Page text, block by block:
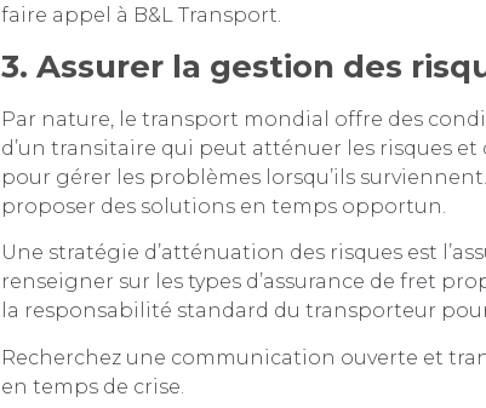
faire appel à B&L Transport.
3. Assurer la gestion des
Par nature, le transport mondial offre des
d’un transitaire qui peut atténuer les risques et
pour gérer les problèmes lorsqu’ils
proposer des solutions en temps opportun.
Une stratégie d’atténuation des risques est
renseigner sur les types d’assurance de fret
la responsabilité standard du transporteur
Recherchez une communication ouverte et
en temps de crise.